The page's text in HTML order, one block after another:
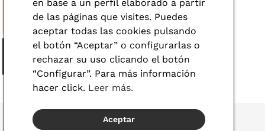
en base a un perfil elaborado a partir
de las páginas que visites. Puedes
aceptar todas las cookies pulsando
el botón “Aceptar” o configurarlas o
rechazar su uso clicando el botón
“Configurar”. Para más información
hacer click. Leer más.
Aceptar